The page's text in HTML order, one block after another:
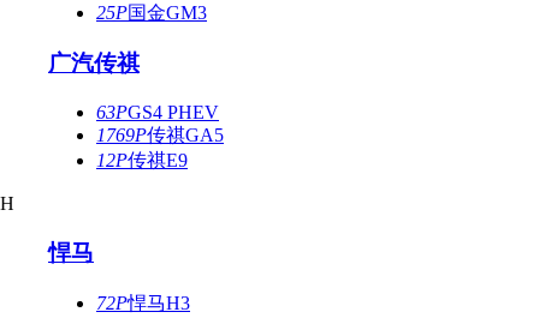
25P国金GM3
广汽传祺
63PGS4 PHEV
1769P传祺GA5
12P传祺E9
H
悍马
72P悍马H3